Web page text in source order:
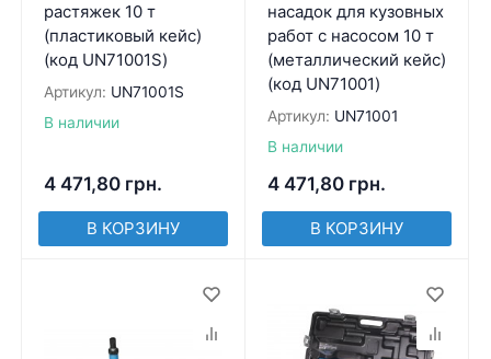
растяжек 10 т
(пластиковый кейс)
(код UN71001S)
Артикул: UN71001S
В наличии
4 471,80 грн.
В КОРЗИНУ
насадок для кузовных
работ с насосом 10 т
(металлический кейс)
(код UN71001)
Артикул: UN71001
В наличии
4 471,80 грн.
В КОРЗИНУ